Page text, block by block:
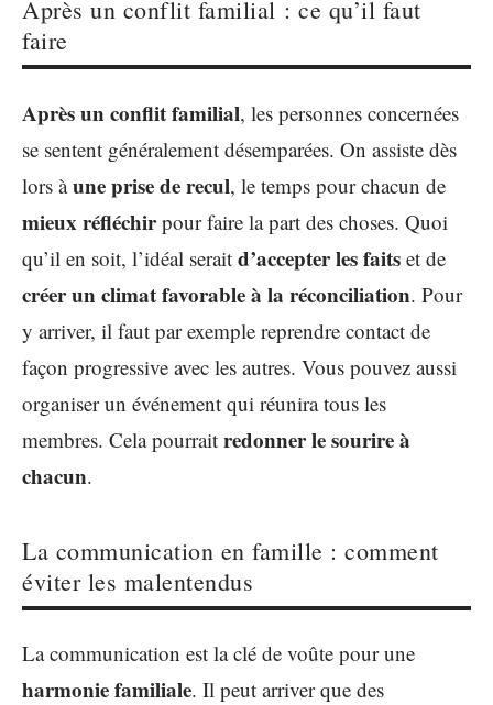
Après un conflit familial : ce qu’il faut
faire
Après un conflit familial, les personnes concernées
se sentent généralement désemparées. On assiste dès
lors àune prise de recul, le temps pour chacun de
mieux réfléchirpour faire la part des choses. Quoi
qu’il en soit, l’idéal serait d’accepter les faits et de
créer un climatfavorable à la réconciliation. Pour
y arriver, il faut par exemple reprendre contact de
façon progressive avec les autres. Vous pouvez aussi
organiser un événement qui réunira tous les
membres. Cela pourrait redonner le sourire à
chacun.
La communication en famille : comment
éviter les malentendus
La communication est la clé de voûte pour une
harmonie familiale. Il peut arriver que des